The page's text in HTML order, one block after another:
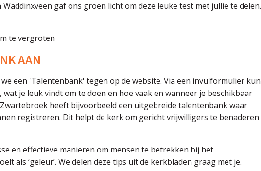
gaf ons groen licht om deze leuke test met jullie te delen.
te vergroten
AAN
een 'Talentenbank' tegen op de website. Via een invulformulier kun
je leuk vindt om te doen en hoe vaak en wanneer je beschikbaar
heeft bijvoorbeeld een uitgebreide talentenbank waar
registreren. Dit helpt de kerk om gericht vrijwilligers te benaderen
en effectieve manieren om mensen te betrekken bij het
als ‘geleur’. We delen deze tips uit de kerkbladen graag met je.